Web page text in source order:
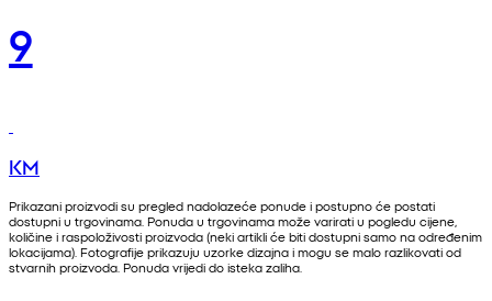
9
KM
Prikazani proizvodi su pregled nadolazeće ponude i postupno će postati
dostupni u trgovinama. Ponuda u trgovinama može varirati u pogledu cijene,
količine i raspoloživosti proizvoda (neki artikli će biti dostupni samo na određenim
lokacijama). Fotografije prikazuju uzorke dizajna i mogu se malo razlikovati od
stvarnih proizvoda. Ponuda vrijedi do isteka zaliha.